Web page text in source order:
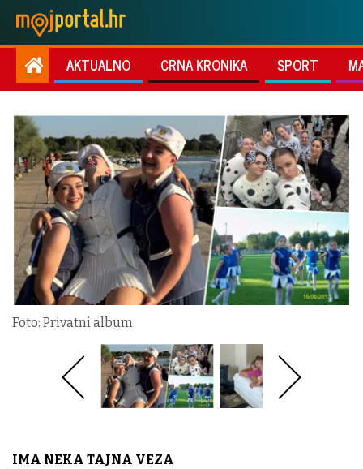
AKTUALNO CRNA KRONIKA SPORT
Foto: Privatni album
IMA NEKA TAJNA VEZA